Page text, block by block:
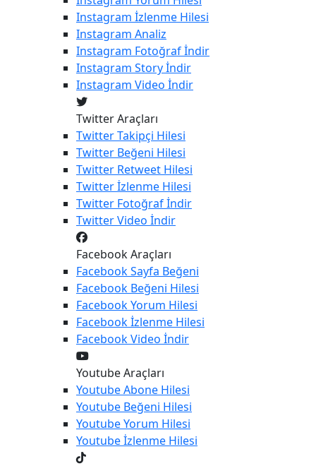
Instagram İzlenme Hilesi
Instagram Analiz
Instagram Fotoğraf İndir
Instagram Story İndir
Instagram Video İndir
Twitter Araçları
TwitterTakipçi Hilesi
Twitter Beğeni Hilesi
Twitter Retweet Hilesi
Twitterİzlenme Hilesi
Twitter Fotoğraf İndir
TwitterVideo İndir
Facebook Araçları
FacebookSayfa Beğeni
Facebook Beğeni Hilesi
FacebookYorum Hilesi
Facebookİzlenme Hilesi
FacebookVideo İndir
Youtube Araçları
YoutubeAbone Hilesi
Youtube Beğeni Hilesi
YoutubeYorum Hilesi
Youtubeİzlenme Hilesi